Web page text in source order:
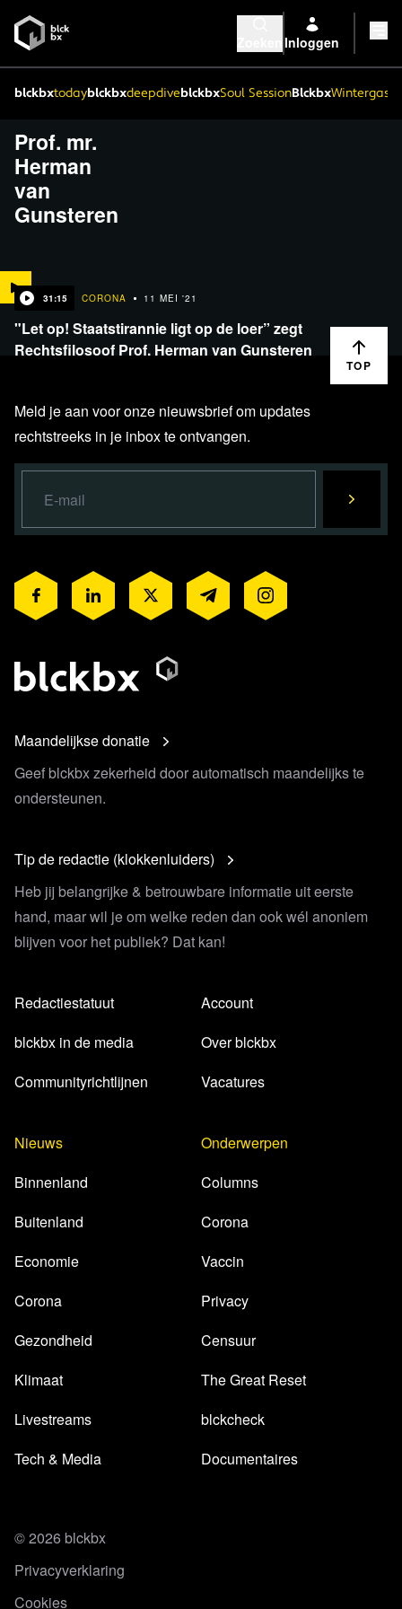
Inloggen
blckbxtodayblckbxdeepdiveblckbxSoul SessionBlckbx
Prof. mr.
Herman
van
Gunsteren
31:15 CORONA 11 MEI '21
"Let op! Staatstirannie ligt op de loer” zegt
Rechtsfilosoof Prof. Herman van Gunsteren
TOP
Meld je aan voor onze nieuwsbrief om updates
rechtstreeks in je inbox te ontvangen.
Maandelijkse donatie
Geef blckbx zekerheid door automatisch maandelijks te
ondersteunen.
Tip de redactie (klokkenluiders)
Heb jij belangrijke & betrouwbare informatie uit eerste
hand, maar wil je om welke reden dan ook wél anoniem
blijven voor het publiek? Dat kan!
Redactiestatuut
blckbx in de media
Communityrichtlijnen
Account
Over blckbx
Vacatures
Nieuws
Binnenland
Buitenland
Economie
Corona
Gezondheid
Klimaat
Livestreams
Tech & Media
Onderwerpen
Columns
Corona
Vaccin
Privacy
Censuur
The Great Reset
blckcheck
Documentaires
© 2026 blckbx
Privacyverklaring
Cookies